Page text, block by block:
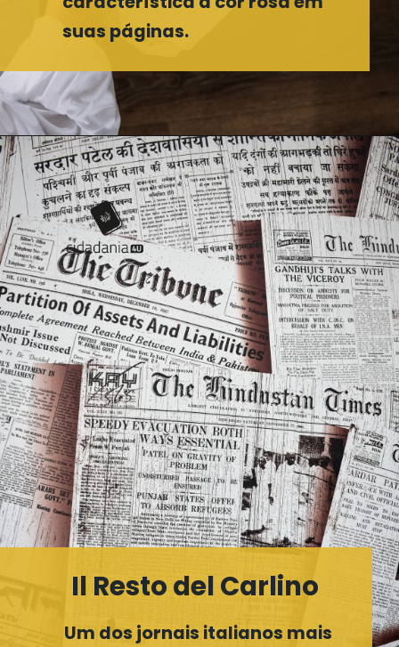
suas páginas.
Um dos jornais italianos mais
Il Resto del Carlino